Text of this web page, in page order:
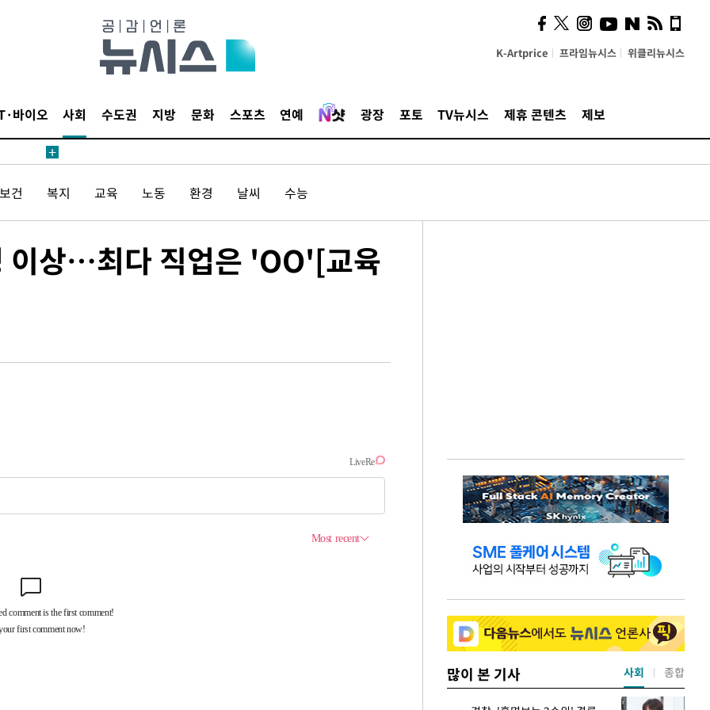
K-Artprice 프라임뉴시스 위클리뉴시스
바이오 사회 수도권 지방 문화 스포츠 연예 광장 포토 TV뉴시스 제휴 콘텐츠 제보
건 복지 교육 노동 환경 날씨 수능
이상…최다 직업은 'OO'[교육
많이 본 기사 사회 종합